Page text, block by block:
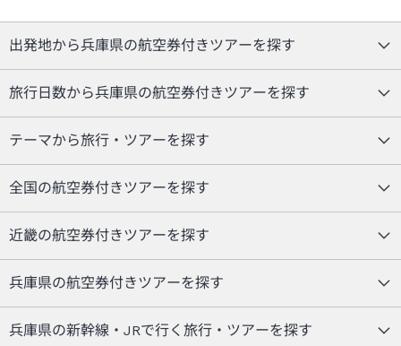
出発地から兵庫県の航空券付きツアーを探す
旅行日数から兵庫県の航空券付きツアーを探す
テーマから旅行・ツアーを探す
全国の航空券付きツアーを探す
近畿の航空券付きツアーを探す
兵庫県の航空券付きツアーを探す
兵庫県の新幹線・JRで行く旅行・ツアーを探す